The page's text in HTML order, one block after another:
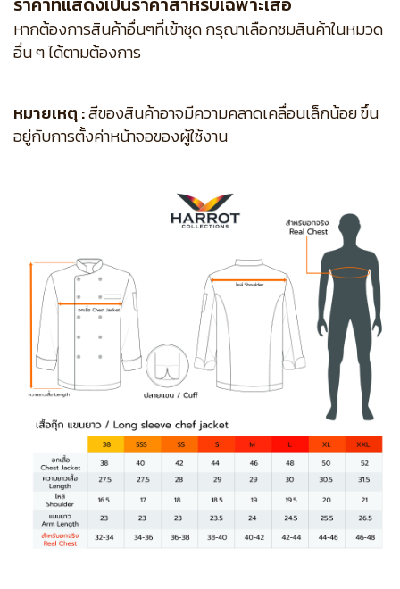
หากต้องการสินค้าอื่นๆที่เข้าชุด กรุณาเลือกชมสินค้าในหมวด
อื่น ๆ ได้ตามต้องการ
หมายเหตุ :สีของสินค้าอาจมีความคลาดเคลื่อนเล็กน้อย ขึ้น
อยู่กับการตั้งค่าหน้าจอของผู้ใช้งาน